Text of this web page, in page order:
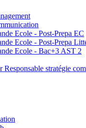
Ecole - Post-Prepa EC
Ecole - Post-Prepa
Ecole - Bac+3 AST 2
Responsable stratégie